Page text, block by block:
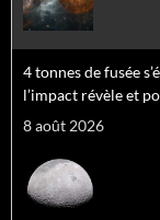
4 tonnes de fusée
l’impact révèle et
8 août 2026